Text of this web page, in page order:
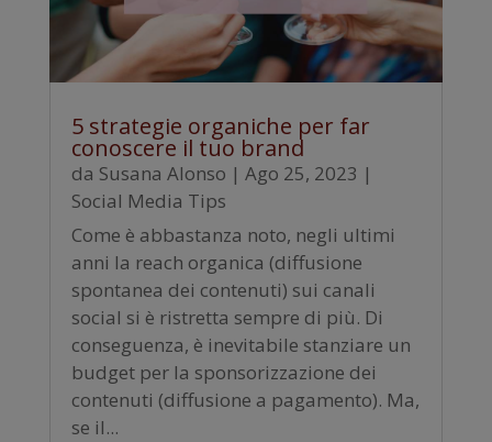
5 strategie organiche per far
conoscere il tuo brand
da Susana Alonso | Ago 25, 2023 |
Social Media Tips
Come è abbastanza noto, negli ultimi
anni la reach organica (diffusione
spontanea dei contenuti) sui canali
social si è ristretta sempre di più. Di
conseguenza, è inevitabile stanziare un
budget per la sponsorizzazione dei
contenuti (diffusione a pagamento). Ma,
se il...